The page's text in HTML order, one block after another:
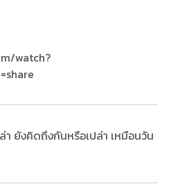
า ยังคิดถึงกันหรือเปล่า เหมือนวัน